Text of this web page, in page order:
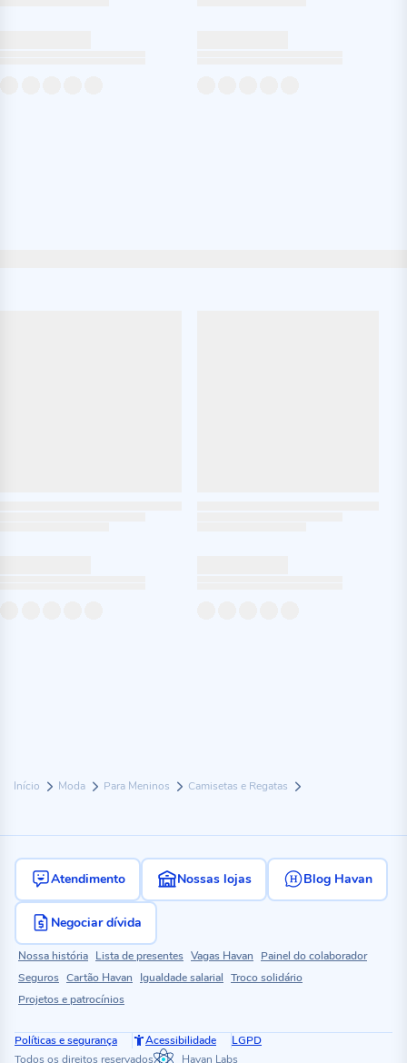
Início Moda Para Meninos Camisetas e Regatas
Atendimento Nossas lojas Blog Havan
Negociar dívida
Nossa história Lista de presentes Vagas Havan
Painel do colaborador
Seguros Cartão Havan Igualdade salarial Troco solidário
Projetos e patrocínios
Políticas e segurança Acessibilidade
LGPD
Todos os direitos reservados
Havan Labs